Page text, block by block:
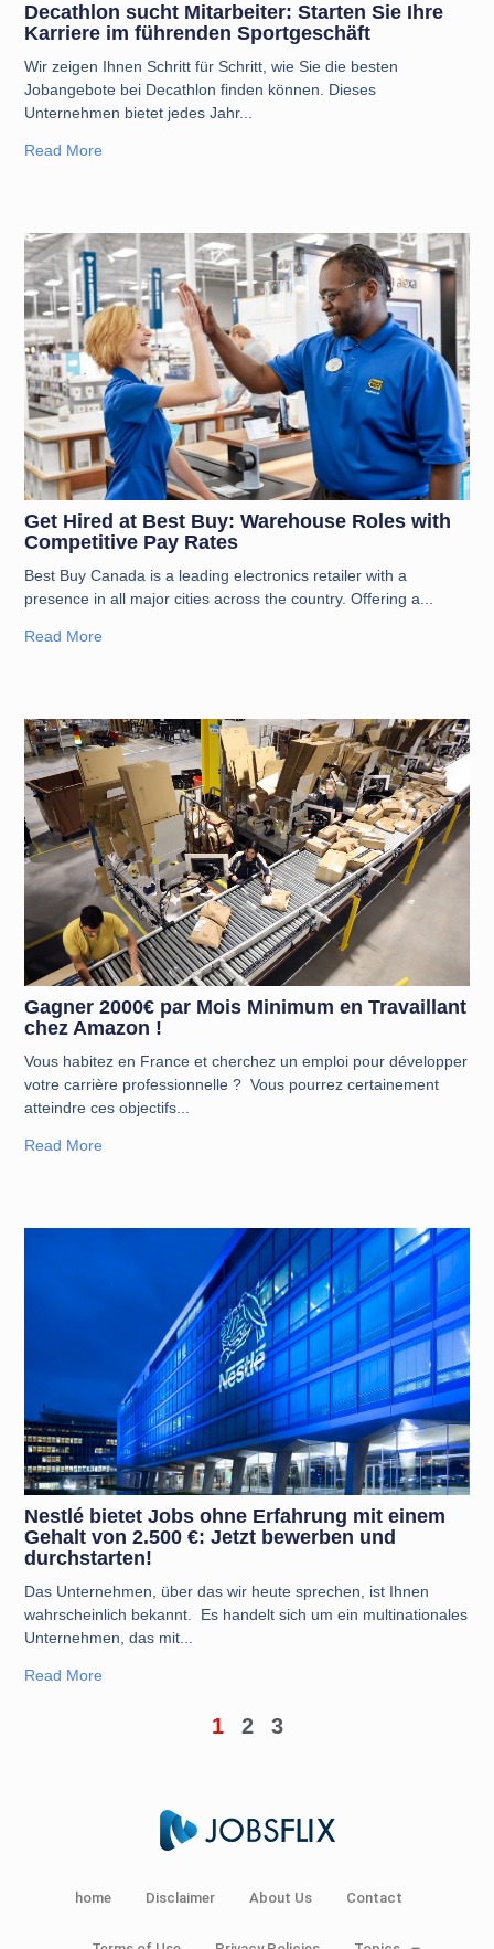
Decathlon sucht Mitarbeiter: Starten Sie Ihre
Karriere im führenden Sportgeschäft
Wir zeigen Ihnen Schritt für Schritt, wie Sie die besten
Jobangebote bei Decathlon finden können. Dieses
Unternehmen bietet jedes Jahr
Read More
Get Hired at Best Buy: Warehouse Roles with
Competitive Pay Rates
Best Buy Canada is a leading electronics retailer with a
presence in all major cities across the country. Offering a
Read More
Gagner 2000€ par Mois Minimum en Travaillant
chez Amazon !
Vous habitez en France et cherchez un emploi pour développer
votre carrière professionnelle ? Vous pourrez certainement
atteindre ces objectifs
Read More
Nestlé bietet Jobs ohne Erfahrung mit einem
Gehalt von 2.500 €: Jetzt bewerben und
durchstarten!
Das Unternehmen, über das wir heute sprechen, ist Ihnen
wahrscheinlich bekannt. Es handelt sich um ein multinationales
Unternehmen, das mit
Read More
1 2 3
home Disclaimer About Us Contact